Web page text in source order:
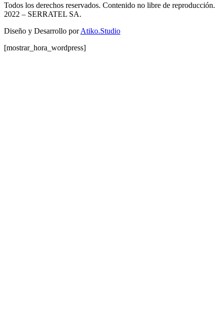
Todos los derechos reservados. Contenido no libre de reproducción.
2022 – SERRATEL SA.
Diseño y Desarrollo porAtiko.Studio
[mostrar_hora_wordpress]